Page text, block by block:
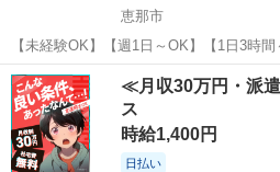
恵那市
【未経験OK】【週1日～OK】【1日3時
しやすい日中勤務★ ＼ 高速サービスエ
‾‾‾‾‾‾‾‾‾‾‾‾‾‾‾‾‾‾‾‾ ガソリンスタンド 日
岐阜 恵那市 ガソリンスタンド
≪月収30万円・派
ス
時給1,400円
日払い